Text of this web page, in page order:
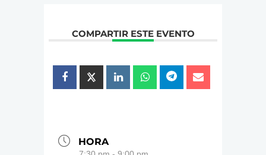
COMPARTIR ESTE EVENTO
HORA